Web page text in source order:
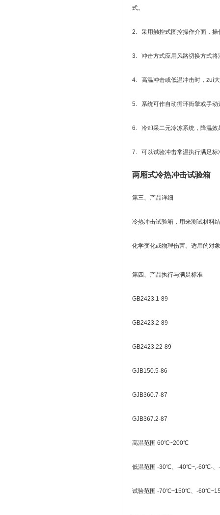
式。
2. 采用触控式图控操作介面，操
3. 冲击方式应用风路切换方式将
4. 高温冲击或低温冲击时，zui
5. 系统可作自动循环衙擎或手动
6. 冷却采二元冷冻系统，降温效
7. 可以试验冲击常温执行满足标
两厢式冷热冲击试验箱
第三、产品详细
冷热冲击试验箱，用来测试材料
化学变化或物理伤害。适用的对
第四、产品执行与满足标准
GB2423.1-89
GB2423.2-89
GB2423.22-89
GJB150.5-86
GJB360.7-87
GJB367.2-87
高温范围 60℃~200℃
低温范围 -30℃、-40℃~,-60℃-
试验范围 -70℃~150℃、-